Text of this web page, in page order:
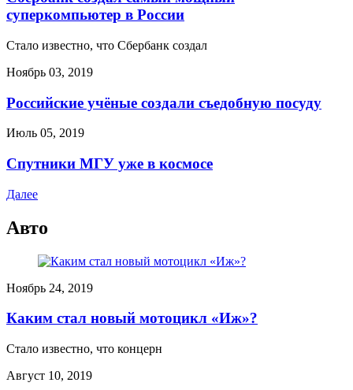
суперкомпьютер в России
Стало известно, что Сбербанк создал
Ноябрь 03, 2019
Российские учёные создали съедобную посуду
Июль 05, 2019
Спутники МГУ уже в космосе
Далее
Авто
Ноябрь 24, 2019
Каким стал новый мотоцикл «Иж»?
Стало известно, что концерн
Август 10, 2019